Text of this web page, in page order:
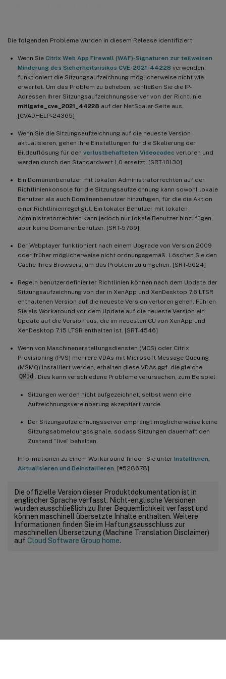
Die folgenden Probleme wurden in diesem Release identifiziert:
Wenn Sie Citrix Web App Firewall (WAF)-Signaturen zur teilweisen
Minderung des Sicherheitsrisikos CVE-2021-44228 verwenden,
funktioniert die Sitzungsaufzeichnung möglicherweise nicht wie
erwartet. Um das Problem zu beheben, schließen Sie die IP-
Adressen Ihrer Sitzungsaufzeichnungsserver von der Richtlinie
mitigate_cve_2021_44228 auf der NetScaler-Seite aus.
[CVADHELP-24365]
Wenn Sie die Sitzungsaufzeichnung auf die neueste Version
aktualisieren, gehen Ihre Einstellungen für die Skalierung der
Bildauflösung für den verlustbehafteten Videocodec verloren und
werden durch den Standardwert 1,0 ersetzt. [SRT-10130]
Ein Domänenbenutzer mit lokalen Administratorrechten auf der
Richtlinienkonsole für die Sitzungsaufzeichnung kann sowohl lokale
Benutzer als auch Domänenbenutzer hinzufügen, für die die Aktion
einer Richtlinienregel gilt. Ein lokaler Benutzer mit lokalen
Administratorrechten kann jedoch nur lokale Benutzer hinzufügen,
aber keine Domänenbenutzer. [SRT-5769]
Der Webplayer funktioniert nach einem Upgrade von Version 2009
oder früher möglicherweise nicht ordnungsgemäß. Löschen Sie den
Cache Ihres Browsers, um das Problem zu umgehen. [SRT-5624]
Regeln benutzerdefinierter Richtlinien können nach dem Update der
Sitzungsaufzeichnung von der in XenApp und XenDesktop 7.6 LTSR
enthaltenen Version auf die neueste Version verloren gehen. Führen
Sie als Workaround vor dem Update auf die neueste Version ein
Update auf die Version aus, die im neuesten CU von XenApp und
XenDesktop 7.15 LTSR enthalten ist. [SRT-4546]
Wenn von Maschinenerstellungsdiensten (MCS) oder Citrix
Provisioning (PVS) mehrere VDAs mit Microsoft Message Queuing
(MSMQ) installiert werden, erhalten diese VDAs ggf. die gleiche
QMId
. Dies kann verschiedene Probleme verursachen, zum Beispiel:
Sitzungen werden nicht aufgezeichnet, selbst wenn eine
Aufzeichnungsvereinbarung akzeptiert wurde.
Der Sitzungaufzeichnungsserver empfängt möglicherweise keine
Sitzungsabmeldungssignale, sodass Sitzungen dauerhaft den
Zustand “live” behalten.
Informationen zu einem Workaround finden Sie unter Installieren,
Aktualisieren und Deinstallieren . [#528678]
Die offizielle Version dieser Produktdokumentation ist in
englischer Sprache verfasst. Nicht-englische Versionen
wurden ausschließlich zu Ihrer Bequemlichkeit verfasst und
können maschinell übersetzte Inhalte enthalten. Weitere
Informationen finden Sie im Haftungsausschluss zur
maschinellen Übersetzung (Machine Translation Disclaimer)
auf Cloud Software Group home.